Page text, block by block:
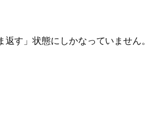
す」状態にしかなっていません。